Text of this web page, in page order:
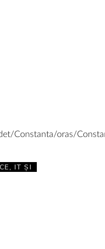
Constanta/oras/
IT ŞI